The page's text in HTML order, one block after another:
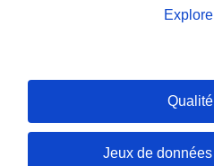
Qualité
Jeux de